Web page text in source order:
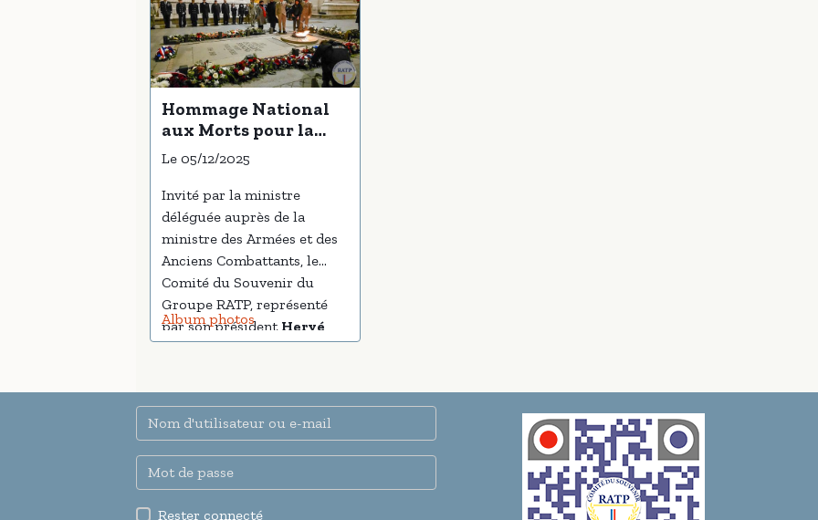
Hommage National
aux Morts pour la
France en Afrique du
Nord par la Ministre
déléguée Mme Alice
Rufo
Le 05/12/2025
Invité par la ministre
déléguée auprès de la
ministre des Armées et des
Anciens Combattants, le
Comité du Souvenir du
Groupe RATP, représenté
par son président Hervé
Cusenier, a pris part à la
d’hommage aux morts pour
victimes civiles de la guerre
d’Algérie.
Album photos
Rester connecté